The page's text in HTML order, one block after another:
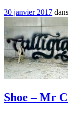
30 janvier 2017 dans
Shoe – Mr